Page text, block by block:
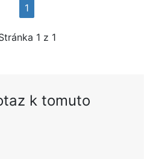
1
1 z 1
k tomuto